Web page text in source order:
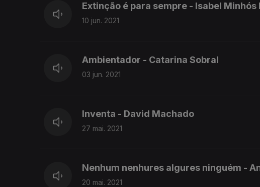
Extinção é para sempre - Isabel
10 jun. 2021
Ambientador - Catarina Sobral
03 jun. 2021
Inventa - David Machado
27 mai. 2021
Nenhum nenhures algures ninguém -
20 mai. 2021